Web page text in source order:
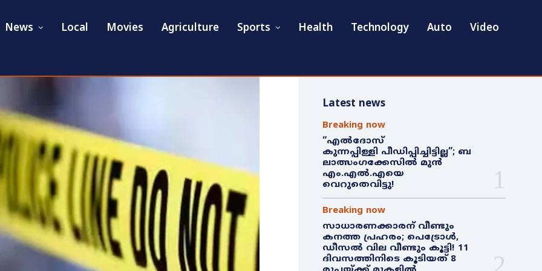
News Local Movies Agriculture Sports Health Technology Auto Video
Latest news
Breaking now
“എൽദോസ്
കുന്നപ്പിള്ളി പീഡിപ്പിച്ചിട്ടില്ല”; ബ
ലാത്സംഗക്കേസിൽ മുൻ
എം.എൽ.എയെ
വെറുതെവിട്ടു!
Breaking now
സാധാരണക്കാരന് വീണ്ടും
കനത്ത പ്രഹരം; പെട്രോൾ,
ഡീസൽ വില വീണ്ടും കൂട്ടി! 11
ദിവസത്തിനിടെ കൂടിയത് 8